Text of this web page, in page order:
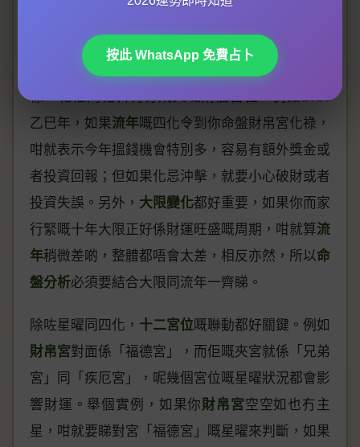
帛宮通常表示正財穩定，而貪狼就可能係多偏財機
會但係風險高。跟住就要睇
，尤其係化
祿、化權同化科有冇飛入呢兩個宮位。例如2026
乙巳年，如果流年嘅四化令到你命盤財帛宮化祿，
咁就表示今年搵錢機會特別多，容易有額外獎金或
者投資回報；但如果化忌沖擊，就要小心破財或者
投資失誤。另外， 大限變化都好重要，如果你而家
行緊嘅十年大限正好係財運旺盛嘅周期，咁就算流
年稍微差啲，整體都唔會太差，相反亦然，所以命
盤分析必須要結合大限同流年一齊睇。
除咗星曜同四化， 十二宮位嘅聯動都好關鍵。例如
財帛宮對面係「福德宮」，而佢嘅夾宮就係「兄弟
宮」同「疾厄宮」，呢幾個宮位嘅星曜狀況都會影
響財運。舉個實例，如果你財帛宮空空如也冇主
星，咁就要睇對宮「福德宮」嘅星曜來判斷，如果
按此 WhatsApp 免費占卜